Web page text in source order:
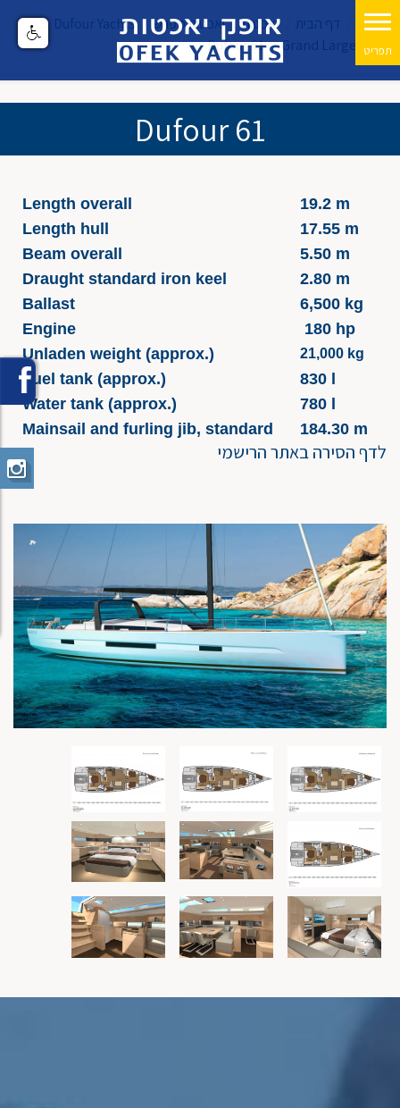
דף הבית יאכטות יאכטות מפרש
Dufour Yachts
Grand Large
Dufour 61
Dufour 61
Length overall
19.2 m
Length hull
17.55 m
Beam overall
5.50 m
Draught standard iron keel
2.80 m
Ballast
6,500 kg
Engine
180 hp
Unladen weight (approx.)
21,000 kg
Fuel tank (approx.)
830 l
Water tank (approx.)
780 l
Mainsail and furling jib, standard
184.30 m
לדף הסירה באתר הרישמי